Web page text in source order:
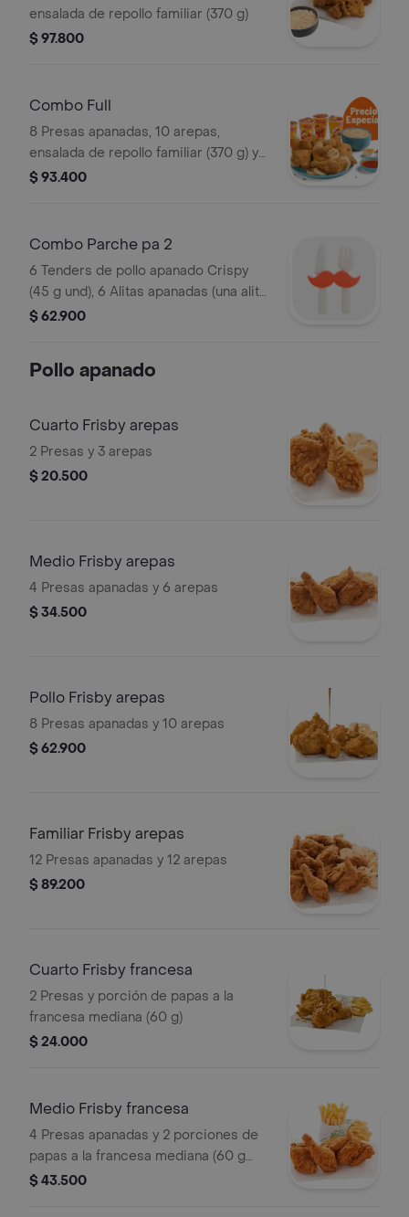
ensalada de repollo familiar (370 g)
$ 97.800
Combo Full
8 Presas apanadas, 10 arepas,
ensalada de repollo familiar (370 g) y
gaseosa (1.5 litros)
$ 93.400
Combo Parche pa 2
6 Tenders de pollo apanado Crispy
(45 g und), 6 Alitas apanadas (una alita
equivale a un trozo de ala), 2
sals
$ 62.900
Pollo apanado
Cuarto Frisby arepas
2 Presas y 3 arepas
$ 20.500
Medio Frisby arepas
4 Presas apanadas y 6 arepas
$ 34.500
Pollo Frisby arepas
8 Presas apanadas y 10 arepas
$ 62.900
Familiar Frisby arepas
12 Presas apanadas y 12 arepas
$ 89.200
Cuarto Frisby francesa
2 Presas y porción de papas a la
francesa mediana (60 g)
$ 24.000
Medio Frisby francesa
4 Presas apanadas y 2 porciones de
papas a la francesa mediana (60 g
und)
$ 43.500